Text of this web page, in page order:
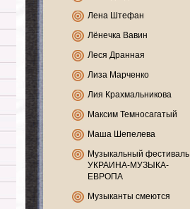
Лена Штефан
Лёнечка Вавин
Леся Дранная
Лиза Марченко
Лия Крахмальникова
Максим Темносагатый
Маша Шепелева
Музыкальный фестиваль
УКРАИНА-МУЗЫКА-
ЕВРОПА
Музыканты смеются